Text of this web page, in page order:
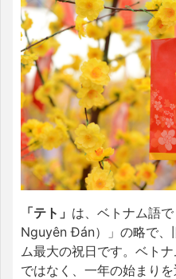
「テト」 は、ベトナム語
Nguyên Đán）」の略で、
ム最大の祝日です。ベト
ではなく、一年の始まり